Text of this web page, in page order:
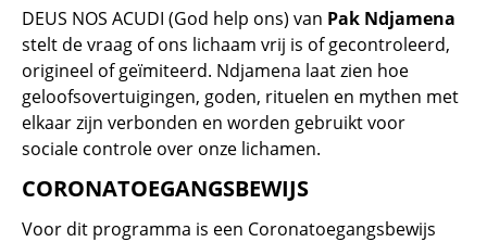
DEUS NOS ACUDI (God help ons) van Pak Ndjamena
stelt de vraag of ons lichaam vrij is of gecontroleerd,
origineel of geïmiteerd. Ndjamena laat zien hoe
geloofsovertuigingen, goden, rituelen en mythen met
elkaar zijn verbonden en worden gebruikt voor
sociale controle over onze lichamen.
CORONATOEGANGSBEWIJS
Voor dit programma is een Coronatoegangsbewijs